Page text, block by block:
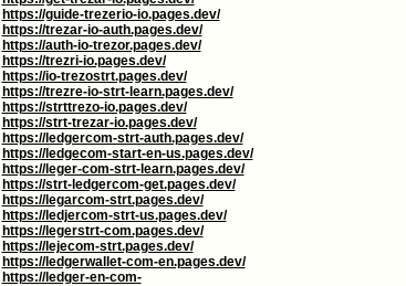
https://guide-trezerio-io.pages.dev/
https://trezar-io-auth.pages.dev/
https://auth-io-trezor.pages.dev/
https://trezri-io.pages.dev/
https://io-trezostrt.pages.dev/
https://trezre-io-strt-learn.pages.dev/
https://strttrezo-io.pages.dev/
https://strt-trezar-io.pages.dev/
https://ledgercom-strt-auth.pages.dev/
https://ledgecom-start-en-us.pages.dev/
https://leger-com-strt-learn.pages.dev/
https://strt-ledgercom-get.pages.dev/
https://legarcom-strt.pages.dev/
https://ledjercom-strt-us.pages.dev/
https://legerstrt-com.pages.dev/
https://lejecom-strt.pages.dev/
https://ledgerwallet-com-en.pages.dev/
https://ledger-en-com-